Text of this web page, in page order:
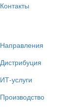
Контакты
Направления
Дистрибуция
ИТ-услуги
Производство